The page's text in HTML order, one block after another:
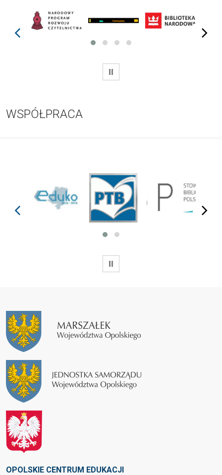
prev next
WSTRZYMAJ
WSPÓŁPRACA
prev next
WSTRZYMAJ
OPOLSKIE CENTRUM EDUKACJI